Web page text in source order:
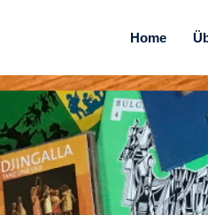
Home